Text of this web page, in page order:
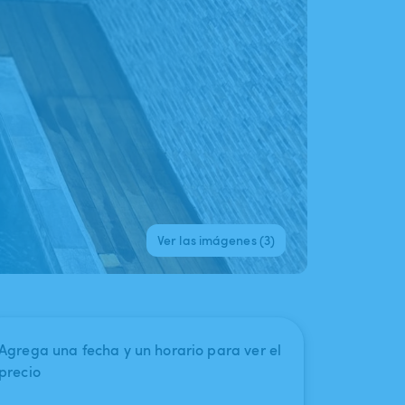
Ver las imágenes (3)
una fecha y un horario para ver el